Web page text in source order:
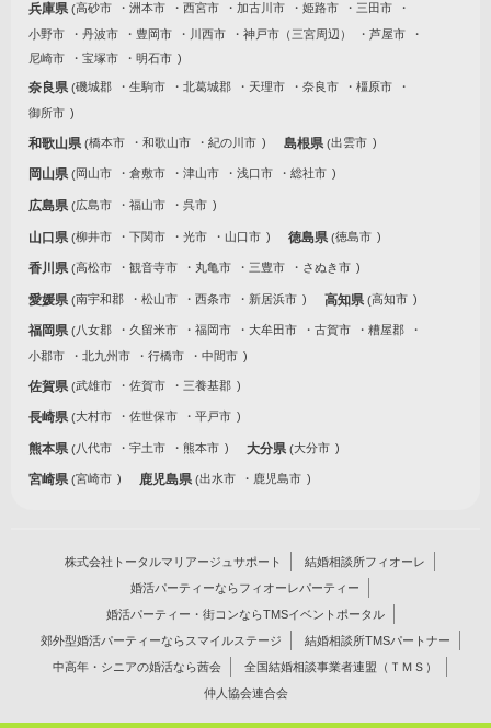
兵庫県 高砂市 洲本市 西宮市 加古川市 姫路市
三田市
小野市
丹波市 豊岡市 川西市 神戸市（三宮周辺）
芦屋市
尼崎市
宝塚市 明石市
奈良県 磯城郡 生駒市 北葛城郡 天理市 奈良市
橿原市
御所市
和歌山県 橋本市 和歌山市 紀の川市 島根県 出雲市
岡山県 岡山市 倉敷市 津山市 浅口市 総社市
広島県 広島市 福山市 呉市
山口県 柳井市 下関市 光市 山口市 徳島県 徳島市
香川県 高松市 観音寺市 丸亀市 三豊市 さぬき市
愛媛県 南宇和郡 松山市 西条市 新居浜市 高知県 高知市
福岡県 八女郡 久留米市 福岡市 大牟田市 古賀市
糟屋郡
小郡市
北九州市 行橋市 中間市
佐賀県 武雄市 佐賀市 三養基郡
長崎県 大村市 佐世保市 平戸市
熊本県 八代市 宇土市 熊本市 大分県 大分市
宮崎県 宮崎市 鹿児島県 出水市 鹿児島市
株式会社トータルマリアージュサポート
結婚相談所フィオーレ
婚活パーティーならフィオーレパーティー
婚活パーティー・街コンならTMSイベントポータル
郊外型婚活パーティーならスマイルステージ
結婚相談所TMSパートナー
中高年・シニアの婚活なら茜会
全国結婚相談事業者連盟（ＴＭＳ）
仲人協会連合会